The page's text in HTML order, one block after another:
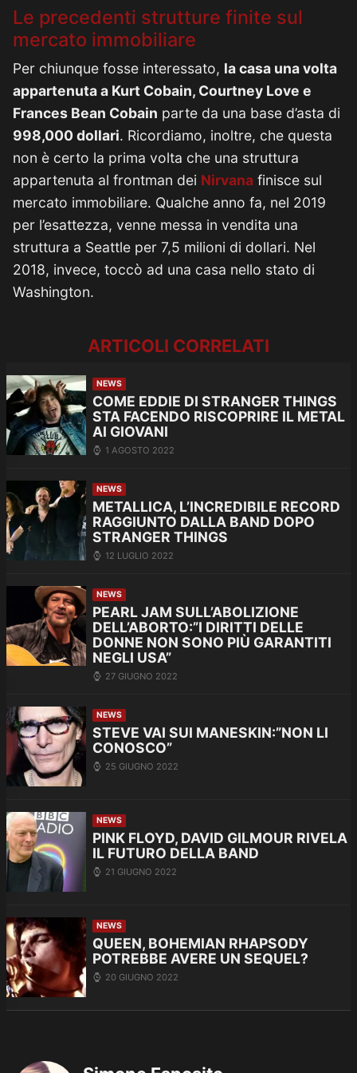
Le precedenti strutture finite sul
mercato immobiliare
Per chiunque fosse interessato, la casa una volta
appartenuta a Kurt Cobain, Courtney Love e
Frances Bean Cobain parte da una base d’asta di
998,000 dollari. Ricordiamo, inoltre, che questa
non è certo la prima volta che una struttura
appartenuta al frontman dei Nirvana finisce sul
mercato immobiliare. Qualche anno fa, nel 2019
per l’esattezza, venne messa in vendita una
struttura a Seattle per 7,5 milioni di dollari. Nel
2018, invece, toccò ad una casa nello stato di
Washington.
ARTICOLI CORRELATI
NEWS
COME EDDIE DI STRANGER THINGS
STA FACENDO RISCOPRIRE IL METAL
AI GIOVANI
1 AGOSTO 2022
NEWS
METALLICA, L’INCREDIBILE RECORD
RAGGIUNTO DALLA BAND DOPO
STRANGER THINGS
12 LUGLIO 2022
NEWS
PEARL JAM SULL’ABOLIZIONE
DELL’ABORTO:”I DIRITTI DELLE
DONNE NON SONO PIÙ GARANTITI
NEGLI USA”
27 GIUGNO 2022
NEWS
STEVE VAI SUI MANESKIN:”NON LI
CONOSCO”
25 GIUGNO 2022
NEWS
PINK FLOYD, DAVID GILMOUR RIVELA
IL FUTURO DELLA BAND
21 GIUGNO 2022
NEWS
QUEEN, BOHEMIAN RHAPSODY
POTREBBE AVERE UN SEQUEL?
20 GIUGNO 2022